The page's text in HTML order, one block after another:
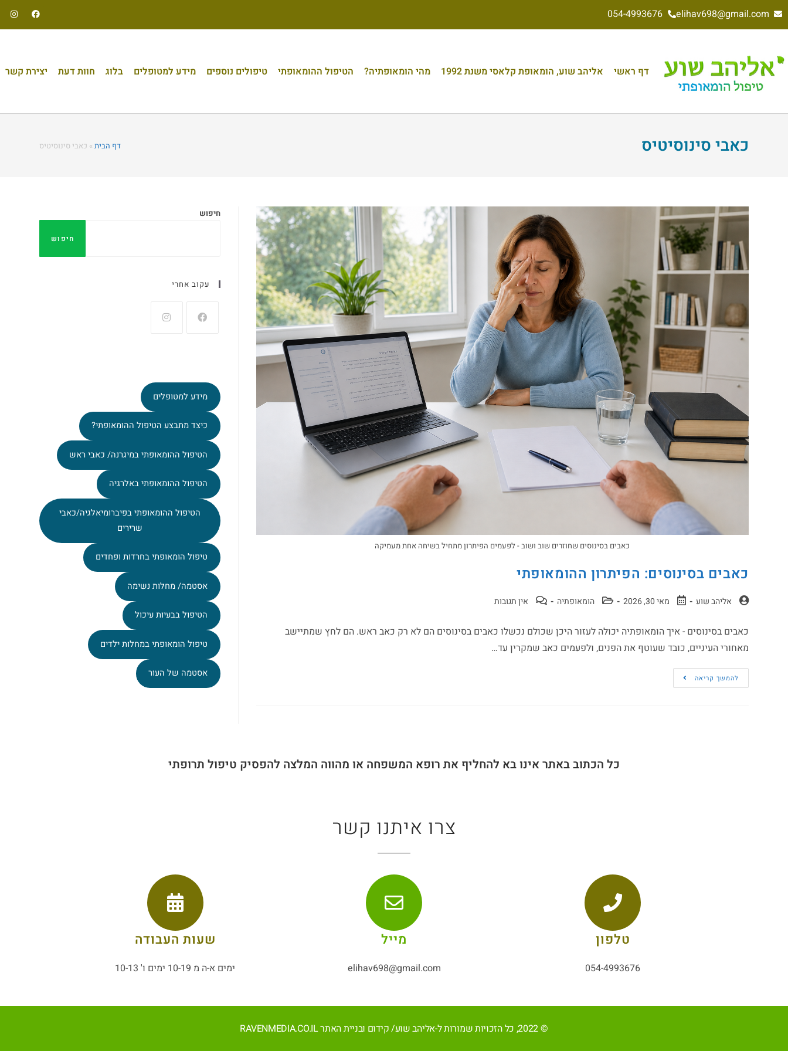
elihav698@gmail.com
054-4993676
דף ראשי אליהב שוע, הומאופת קלאסי משנת 1992 מהי הומאופתיה? הטיפול ההומאופתי טיפולים נוספים מידע למטופלים בלוג חוות דעת יצירת קשר
כאבי סינוסיטיס דף הבית» כאבי סינוסיטיס
כאבים בסינוסים שחוזרים שוב ושוב - לפעמים הפיתרון מתחיל בשיחה אחת מעמיקה
כאבים בסינוסים: הפיתרון ההומאופתי
אליהב שוע מאי 30, 2026 הומאופתיה אין תגובות
כאבים בסינוסים - איך הומאופתיה יכולה לעזור היכן שכולם נכשלו כאבים בסינוסים הם לא רק כאב ראש. הם לחץ שמתיישב
מאחורי העיניים, כובד שעוטף את הפנים, ולפעמים כאב שמקרין עד…
להמשך קריאה
חיפוש
חיפוש
עקוב אחרי
מידע למטופלים
כיצד מתבצע הטיפול ההומאופתי?
הטיפול ההומאופתי במיגרנה/ כאבי ראש
הטיפול ההומאופתי באלרגיה
הטיפול ההומאופתי בפיברומיאלגיה/כאבי
שרירים
טיפול הומאופתי בחרדות ופחדים
אסטמה/ מחלות נשימה
הטיפול בבעיות עיכול
טיפול הומאופתי במחלות ילדים
אסטמה של העור
כל הכתוב באתר אינו בא להחליף את רופא המשפחה או מהווה המלצה להפסיק טיפול תרופתי
צרו איתנו קשר
טלפון
054-4993676
מייל
elihav698@gmail.com
שעות העבודה
ימים א-ה מ 10-19 ימים ו' 10-13
© 2022, כל הזכויות שמורות ל-אליהב שוע/ קידום ובניית האתר RAVENMEDIA.CO.IL